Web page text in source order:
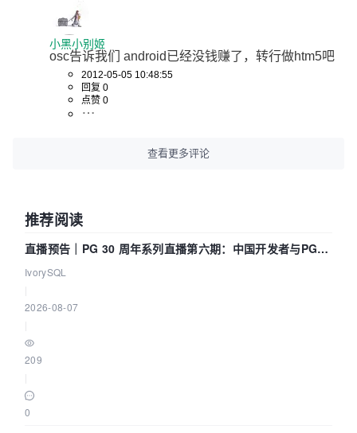
小黑小别姬
osc告诉我们 android已经没钱赚了，转行做htm5吧
2012-05-05 10:48:55
回复 0
点赞 0
查看更多评论
推荐阅读
直播预告｜PG 30 周年系列直播第六期：中国开发者与PG内
核——我们改得动吗？我们贡献了什么？
IvorySQL
2026-08-07
209
0